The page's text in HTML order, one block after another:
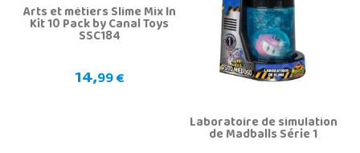
Arts et métiers Slime Mix In
Kit 10 Pack by Canal Toys
SSC184
14,99 €
Laboratoire de simulation
de Madballs Série 1